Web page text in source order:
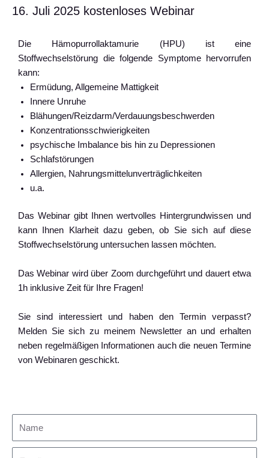
16. Juli 2025 kostenloses Webinar
Die Hämopurrollaktamurie (HPU) ist eine
Stoffwechselstörung die folgende Symptome hervorrufen
kann:
Ermüdung, Allgemeine Mattigkeit
Innere Unruhe
Blähungen/Reizdarm/Verdauungsbeschwerden
Konzentrationsschwierigkeiten
psychische Imbalance bis hin zu Depressionen
Schlafstörungen
Allergien, Nahrungsmittelunverträglichkeiten
u.a.
Das Webinar gibt Ihnen wertvolles Hintergrundwissen und
kann Ihnen Klarheit dazu geben, ob Sie sich auf diese
Stoffwechselstörung untersuchen lassen möchten.
Das Webinar wird über Zoom durchgeführt und dauert etwa
1h inklusive Zeit für Ihre Fragen!
Sie sind interessiert und haben den Termin verpasst?
Melden Sie sich zu meinem Newsletter an und erhalten
neben regelmäßigen Informationen auch die neuen Termine
von Webinaren geschickt.